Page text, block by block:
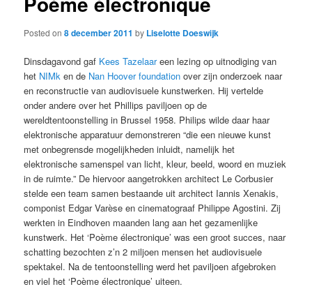
Posted on8 december 2011 by Liselotte Doeswijk
Dinsdagavond gaf Kees Tazelaareen lezing op uitnodiging van
het NIMk en de Nan Hoover foundation over zijn onderzoek naar
en reconstructie van audiovisuele kunstwerken. Hij vertelde
onder andere over het Phillips paviljoen op de
wereldtentoonstelling in Brussel 1958. Philips wilde daar haar
elektronische apparatuur demonstreren “die een nieuwe kunst
met onbegrensde mogelijkheden inluidt, namelijk het
elektronische samenspel van licht, kleur, beeld, woord en muziek
in de ruimte.” De hiervoor aangetrokken architect Le Corbusier
stelde een team samen bestaande uit architect Iannis Xenakis,
componist Edgar Varèse en cinematograaf Philippe Agostini. Zij
werkten in Eindhoven maanden lang aan het gezamenlijke
kunstwerk. Het ‘Poème électronique’ was een groot succes, naar
schatting bezochten z’n 2 miljoen mensen het audiovisuele
spektakel. Na de tentoonstelling werd het paviljoen afgebroken
en viel het ‘Poème électronique’ uiteen.